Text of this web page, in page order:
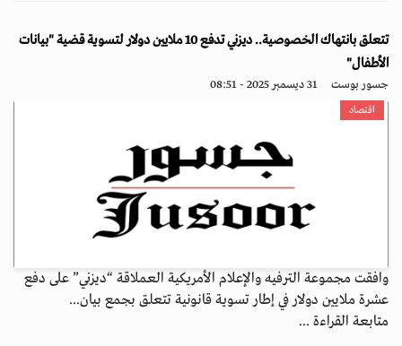
تتعلق بانتهاك الخصوصية.. ديزني تدفع 10 ملايين دولار لتسوية قضية "بيانات
الأطفال"
جسور بوست 31 ديسمبر 2025 - 08:51
اقتصاد
وافقت مجموعة الترفيه والإعلام الأمريكية العملاقة “ديزني” على دفع
عشرة ملايين دولار في إطار تسوية قانونية تتعلق بجمع بيان...
متابعة القراءة ...